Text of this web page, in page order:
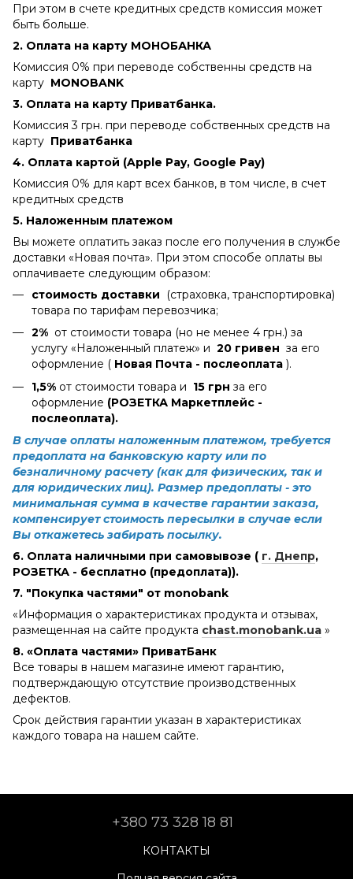
При этом в счете кредитных средств комиссия может
быть больше.
2. Оплата на карту МОНОБАНКА
Комиссия 0% при переводе собственны средств на
карту MONOBANK
3. Оплата на карту Приватбанка.
Комиссия 3 грн. при переводе собственных средств на
карту Приватбанка
4. Оплата картой (Apple Pay, Google Pay)
Комиссия 0% для карт всех банков, в том числе, в счет
кредитных средств
5. Наложенным платежом
Вы можете оплатить заказ после его получения в службе
доставки «Новая почта». При этом способе оплаты вы
оплачиваете следующим образом:
стоимость доставки (страховка, транспортировка)
товара по тарифам перевозчика;
2% от стоимости товара (но не менее 4 грн.) за
услугу «Наложенный платеж» и 20 гривен за его
оформление ( Новая Почта - послеоплата ).
1,5% от стоимости товара и 15 грн за его
оформление (РОЗЕТКА Маркетплейс -
послеоплата).
В случае оплаты наложенным платежом, требуется
предоплата на банковскую карту или по
безналичному расчету (как для физических, так и
для юридических лиц). Размер предоплаты - это
минимальная сумма в качестве гарантии заказа,
компенсирует стоимость пересылки в случае если
Вы откажетесь забирать посылку.
6. Оплата наличными при самовывозе ( г. Днепр,
РОЗЕТКА - бесплатно (предоплата)).
7. "Покупка частями" от monobank
«Информация о характеристиках продукта и отзывах,
размещенная на сайте продукта chast.monobank.ua »
8. «Оплата частями» ПриватБанк
Все товары в нашем магазине имеют гарантию,
подтверждающую отсутствие производственных
дефектов.
Срок действия гарантии указан в характеристиках
каждого товара на нашем сайте.
+380 73 328 18 81
КОНТАКТЫ